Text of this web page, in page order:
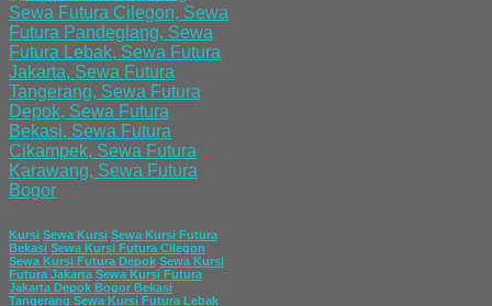
Kursi Sewa Kursi Sewa Kursi Futura
Bekasi Sewa Kursi Futura Cilegon
Sewa Kursi Futura Depok Sewa Kursi
Futura Jakarta Sewa Kursi Futura
Jakarta Depok Bogor Bekasi
Tangerang Sewa Kursi Futura Lebak